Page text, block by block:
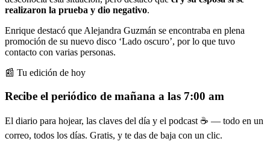
realizaron la prueba y dio negativo.
Enrique destacó que Alejandra Guzmán se encontraba en plena
promoción de su nuevo disco ‘Lado oscuro’, por lo que tuvo
contacto con varias personas.
📰 Tu edición de hoy
Recibe el periódico de mañana a las 7:00 am
El diario para hojear, las claves del día y el podcast ☕ — todo en un
correo, todos los días. Gratis, y te das de baja con un clic.